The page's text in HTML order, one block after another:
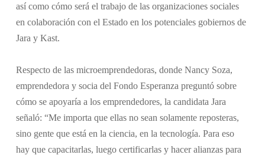
así como cómo será el trabajo de las organizaciones sociales
en colaboración con el Estado en los potenciales gobiernos de
Jara y Kast.
Respecto de las microemprendedoras, donde Nancy Soza,
emprendedora y socia del Fondo Esperanza preguntó sobre
cómo se apoyaría a los emprendedores, la candidata Jara
señaló: “Me importa que ellas no sean solamente reposteras,
sino gente que está en la ciencia, en la tecnología. Para eso
hay que capacitarlas, luego certificarlas y hacer alianzas para